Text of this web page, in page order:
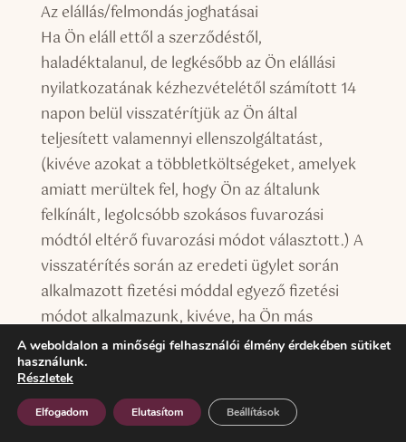
Az elállás/felmondás joghatásai
Ha Ön eláll ettől a szerződéstől,
haladéktalanul, de legkésőbb az Ön elállási
nyilatkozatának kézhezvételétől számított 14
napon belül visszatérítjük az Ön által
teljesített valamennyi ellenszolgáltatást,
(kivéve azokat a többletköltségeket, amelyek
amiatt merültek fel, hogy Ön az általunk
felkínált, legolcsóbb szokásos fuvarozási
módtól eltérő fuvarozási módot választott.) A
visszatérítés során az eredeti ügylet során
alkalmazott fizetési móddal egyező fizetési
módot alkalmazunk, kivéve, ha Ön más
fizetési mód igénybevételéhez kifejezetten a
hozzájárulását adja; e visszatérítési mód
alkalmazásából kifolyólag Önt semmilyen
többletköltség nem terheli. A visszatérítést
A weboldalon a minőségi felhasználói élmény érdekében sütiket
használunk.
Részletek
Elfogadom Elutasítom Beállítások